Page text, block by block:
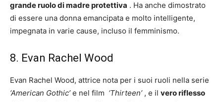
grande ruolo di madre protettiva . Ha anche dimostrato
di essere una donna emancipata e molto intelligente,
impegnata in varie cause, incluso il femminismo.
8. Evan Rachel Wood
Evan Rachel Wood, attrice nota per i suoi ruoli nella serie
‘American Gothic’e nel film ‘Thirteen’, e il vero riflesso